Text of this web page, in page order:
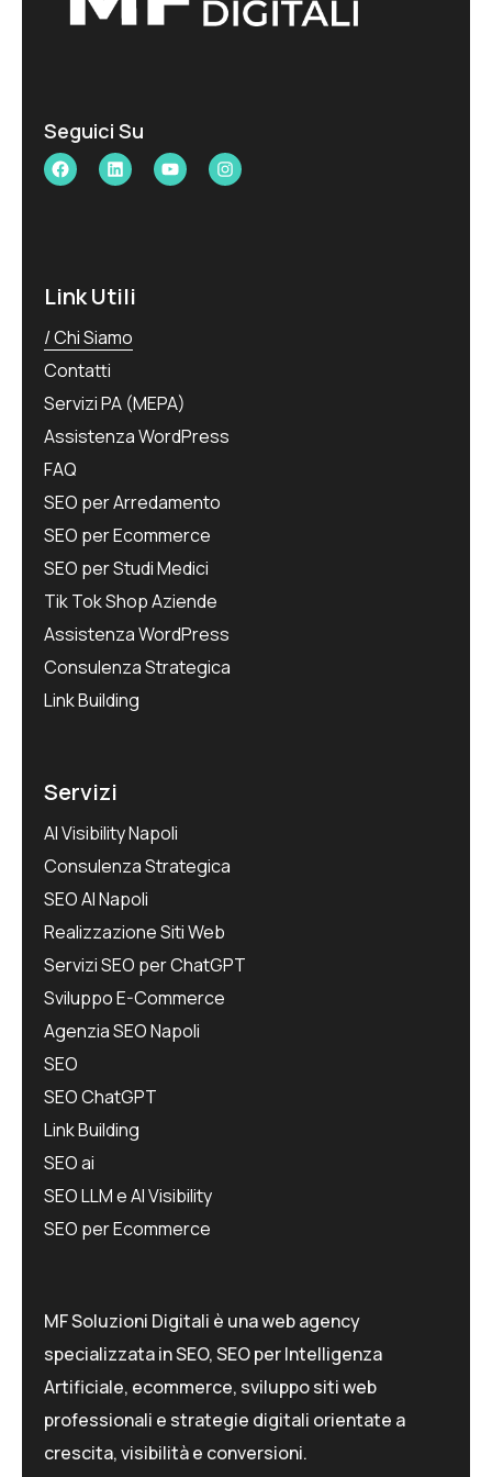
Seguici Su
Link Utili
Chi Siamo
Contatti
Servizi PA (MEPA)
Assistenza WordPress
FAQ
SEO per Arredamento
SEO per Ecommerce
SEO per Studi Medici
Tik Tok Shop Aziende
Assistenza WordPress
Consulenza Strategica
Link Building
Servizi
AI Visibility Napoli
Consulenza Strategica
SEO AI Napoli
Realizzazione Siti Web
Servizi SEO per ChatGPT
Sviluppo E-Commerce
Agenzia SEO Napoli
SEO
SEO ChatGPT
Link Building
SEO ai
SEO LLM e AI Visibility
SEO per Ecommerce
MF Soluzioni Digitali è una web agency
specializzata in SEO, SEO per Intelligenza
Artificiale, ecommerce, sviluppo siti web
professionali e strategie digitali orientate a
crescita, visibilità e conversioni.